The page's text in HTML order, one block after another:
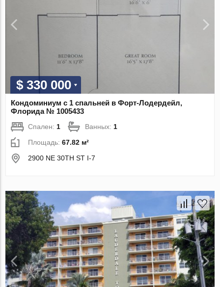
$ 330 000
Кондоминиум с 1 спальней в Форт-Лодердейл,
Флорида № 1005433
Спален: 1 Ванных: 1
Площадь:67.82 м²
2900 NE 30TH ST I-7